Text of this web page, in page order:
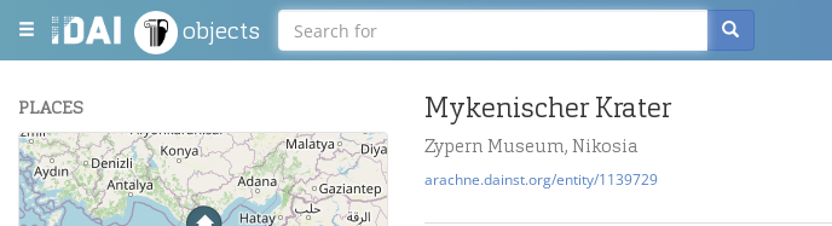
objects
PLACES
+
−
Mykenischer Krater
Zypern Museum, Nikosia
arachne.dainst.org/entity/1139729